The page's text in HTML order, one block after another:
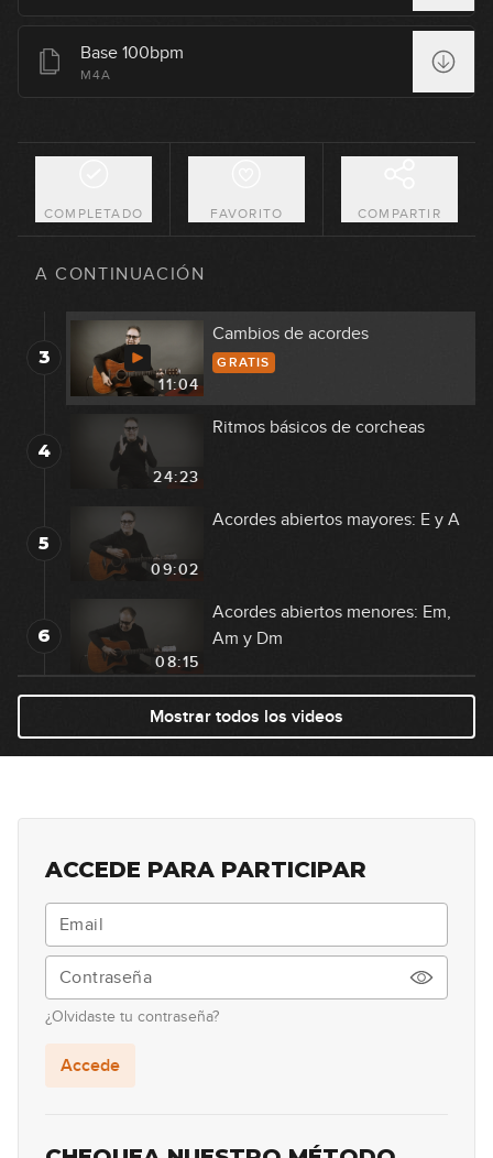
Base 100bpm
M4A
COMPLETADO FAVORITO COMPARTIR
A CONTINUACIÓN
Principios básicos
2
Acordes abiertos mayores: G, C y
3
11:04
Cambios de acordes
GRATIS
4
24:23
Ritmos básicos de corcheas
5
09:02
Acordes abiertos mayores: E y A
6
08:15
Acordes abiertos menores: Em,
Am y Dm
07:40
Creación de ritmos de corcheas
GRATIS
8
10
Mostrar todos los videos
ACCEDE PARA PARTICIPAR
¿Olvidaste tu contraseña?
Accede